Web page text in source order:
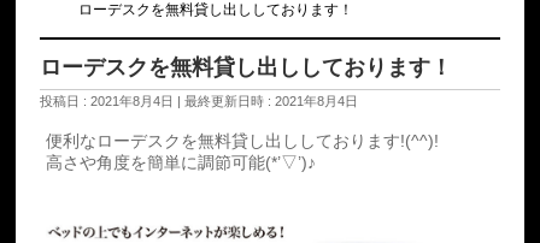
ローデスクを無料貸し出ししております！
ローデスクを無料貸し出ししております！
投稿日 : 2021年8月4日 最終更新日時 : 2021年8月4日
便利なローデスクを無料貸し出ししております!(^^)!
高さや角度を簡単に調節可能(*’▽’)♪